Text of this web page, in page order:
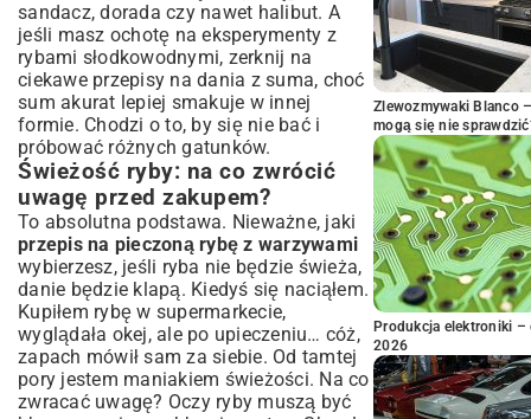
sandacz, dorada czy nawet halibut. A
jeśli masz ochotę na eksperymenty z
rybami słodkowodnymi, zerknij na
ciekawe przepisy na dania z suma, choć
sum akurat lepiej smakuje w innej
formie. Chodzi o to, by się nie bać i
próbować różnych gatunków.
Świeżość ryby: na co zwrócić
uwagę przed zakupem?
To absolutna podstawa. Nieważne, jaki
przepis na pieczoną rybę z warzywami
wybierzesz, jeśli ryba nie będzie świeża,
danie będzie klapą. Kiedyś się naciąłem.
Kupiłem rybę w supermarkecie,
wyglądała okej, ale po upieczeniu… cóż,
zapach mówił sam za siebie. Od tamtej
pory jestem maniakiem świeżości. Na co
zwracać uwagę? Oczy ryby muszą być
Zlewozmywaki Blanco
mogą się nie
Produkcja elektroniki –
2026